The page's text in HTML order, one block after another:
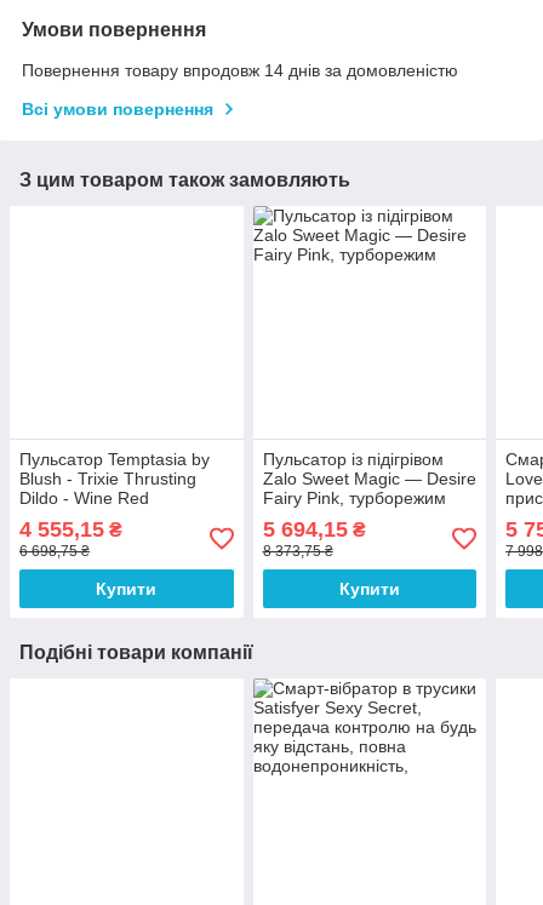
Умови повернення
Повернення товару впродовж 14 днів за домовленістю
Всі умови повернення
З цим товаром також замовляють
Пульсатор Temptasia by
Blush - Trixie Thrusting
Dildo - Wine Red
4 555,15 ₴
6 698,75 ₴
Купити
Пульсатор із підігрівом
Zalo Sweet Magic — Desire
Fairy Pink, турборежим
5 694,15₴
8 373,75 ₴
Купити
5
7
Подібні товари компанії